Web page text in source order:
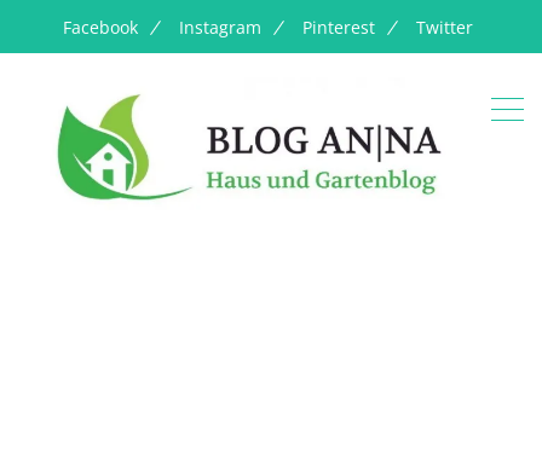
Facebook Instagram Pinterest Twitter